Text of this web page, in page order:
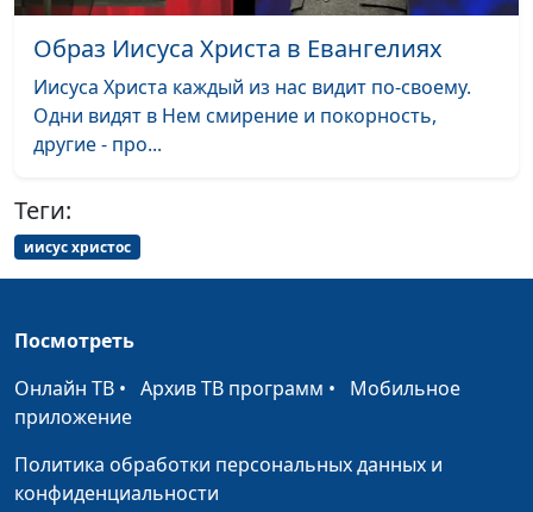
Самая сильная
христианская
мотивация
Валерий Малышев,
Вениамин Дашкевич,
#688
Что значит призыв
«бодрствуйте»?
Валерий Малышев,
Человек-фантом: чем
плохи «ярлыки»?
священнослужитель
Что получаешь, если
прощаешь или не
прощаешь?
священнослужитель
как этому научиться?
Вениамин Дашкевич,
Образ Иисуса Христа в Евангелиях
Иисуса Христа каждый из нас видит по-своему.
Одни видят в Нем смирение и покорность,
другие - про...
Теги:
иисус христос
Посмотреть
Онлайн ТВ • Архив ТВ программ • Мобильное
приложение
Политика обработки персональных данных и
конфиденциальности